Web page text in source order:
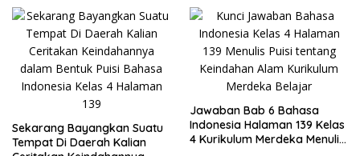
Sekarang Bayangkan Suatu
Tempat Di Daerah Kalian
Jawaban Bab 6 Bahasa
Indonesia Halaman 139 Kelas
4 Kurikulum Merdeka Menulis